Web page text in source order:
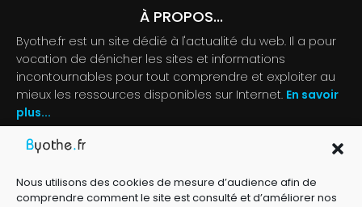
Nous utilisons des cookies de mesure d’audience afin de
comprendre comment le site est consulté et d’améliorer nos
À PROPOS...
Byothe.fr est un site dédié à l'actualité du web. Il a pour
vocation de dénicher les sites et informations
incontournables pour tout comprendre et exploiter au
mieux les ressources disponibles sur Internet. En savoir
plus...
Contactez-nous :